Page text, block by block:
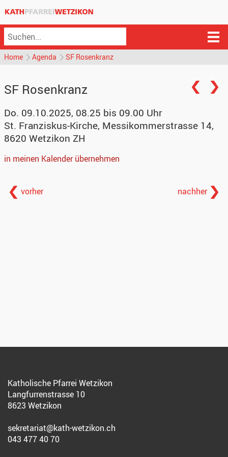
Home Agenda SF Rosenkranz
SF Rosenkranz
Do. 09.10.2025, 08.25 bis 09.00 Uhr
St. Franziskus-Kirche, Messikommerstrasse 14,
8620 Wetzikon ZH
in meinen Kalender übernehmen
vorher nachher
Katholische Pfarrei Wetzikon
Langfurrenstrasse 10
8623 Wetzikon
sekretariat@kath-wetzikon.ch
043 477 40 70